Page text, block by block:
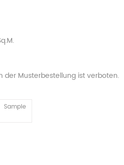
der Musterbestellung ist verboten.
Sample